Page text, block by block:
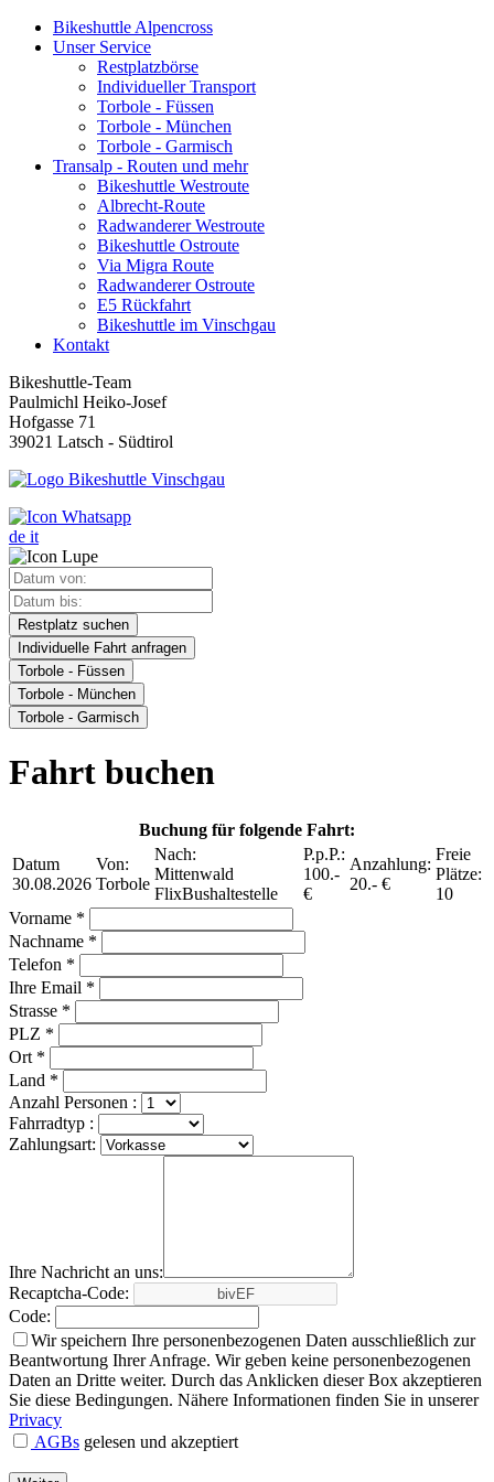
Bikeshuttle Alpencross
Unser Service
Restplatzbörse
Individueller Transport
Torbole - Füssen
Torbole - München
Torbole - Garmisch
Transalp - Routen und mehr
Bikeshuttle Westroute
Albrecht-Route
Radwanderer Westroute
Bikeshuttle Ostroute
Via Migra Route
Radwanderer Ostroute
E5 Rückfahrt
Bikeshuttle im Vinschgau
Kontakt
Bikeshuttle-Team
Paulmichl Heiko-Josef
Hofgasse 71
39021 Latsch - Südtirol
de it
Restplatz suchen
Individuelle Fahrt anfragen
Torbole - Füssen
Torbole - München
Torbole - Garmisch
Fahrt buchen
Buchung für folgende Fahrt:
Datum
30.08.2026
Von:
Torbole
Nach:
Mittenwald
FlixBushaltestelle
P.p.P.:
100.-
€
Anzahlung:
20.- €
Freie
Plätze:
10
Vorname *
Nachname *
Telefon *
Ihre Email *
Strasse *
PLZ *
Ort *
Land *
Anzahl Personen :
Fahrradtyp :
Zahlungsart:
Ihre Nachricht an uns:
Recaptcha-Code:
Code:
Wir speichern Ihre personenbezogenen Daten ausschließlich zur
Beantwortung Ihrer Anfrage. Wir geben keine personenbezogenen
Daten an Dritte weiter. Durch das Anklicken dieser Box akzeptieren
Sie diese Bedingungen. Nähere Informationen finden Sie in unserer
Privacy
AGBs gelesen und akzeptiert